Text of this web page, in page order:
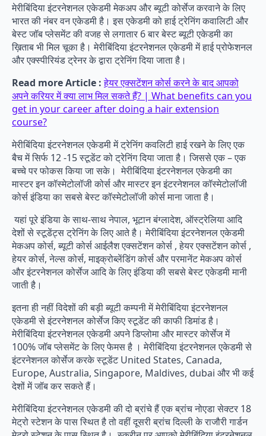
मेरीबिंदिया इंटरनेशनल एकेडमी मेकअप और ब्यूटी कोर्सेज करवाने के लिए
भारत की नंबर वन एकेडमी है। इस एकेडमी को हाई ट्रेनिंग कवालिटी और
बेस्ट जॉब प्लेसमेंट की वजह से लगातार 6 बार बेस्ट ब्यूटी एकेडमी का
ख़िताब भी मिल चूका है। मेरीबिंदिया इंटरनेशनल एकेडमी में हाई प्रोफेशनल
और एक्स्पीरियंड ट्रेनर के द्वारा ट्रेनिंग दिया जाता है।
Read more Article :हेयर एक्सटेंशन कोर्स करने के बाद आपको
अपने करियर में क्या लाभ मिल सकते हैं? | What benefits can you
get in your career after doing a hair extension
course?
मेरीबिंदिया इंटरनेशनल एकेडमी में ट्रेनिंग कवलिटी हाई रखने के लिए एक
बैच में सिर्फ 12 -15 स्टूडेंट को ट्रेनिंग दिया जाता है। जिससे एक – एक
बच्चे पर फोकस किया जा सके। मेरीबिंदिया इंटरनेशनल एकेडमी का
मास्टर इन कॉस्मेटोलॉजी कोर्स और मास्टर इन इंटरनेशनल कॉस्मेटोलॉजी
कोर्स इंडिया का सबसे बेस्ट कॉस्मेटोलॉजी कोर्स माना जाता है।
यहां पूरे इंडिया के साथ-साथ नेपाल, भूटान बंग्लादेश, ऑस्ट्रेलिया आदि
देशों से स्टूडेंट्स ट्रेनिंग के लिए आते है। मेरीबिंदिया इंटरनेशनल एकेडमी
मेकअप कोर्स, ब्यूटी कोर्स आईलैश एक्सटेंशन कोर्स , हेयर एक्सटेंशन कोर्स ,
हेयर कोर्स, नेल्स कोर्स, माइक्रोब्लेंडिंग कोर्स और परमानेंट मेकअप कोर्स
और इंटरनेशनल कोर्सेज आदि के लिए इंडिया की सबसे बेस्ट एकेडमी मानी
जाती है।
इतना ही नहीं विदेशों की बड़ी ब्यूटी कम्पनी में मेरीबिंदिया इंटरनेशनल
एकेडमी से इंटरनेशनल कोर्सेज किए स्टूडेंट की काफी डिमांड है।
मेरीबिंदिया इंटरनेशनल एकेडमी अपने डिप्लोमा और मास्टर कोर्सेज में
100% जॉब प्लेसमेंट के लिए फेमस है । मेरीबिंदिया इंटरनेशनल एकेडमी से
इंटरनेशनल कोर्सेज करके स्टूडेंट United States, Canada,
Europe, Australia, Singapore, Maldives, dubai और भी कई
देशों में जॉब कर सकते हैं।
मेरीबिंदिया इंटरनेशनल एकेडमी की दो ब्रांचे हैं एक ब्रांच नोएडा सेक्टर 18
मेट्रो स्टेशन के पास स्थित है तो वहीं दूसरी ब्रांच दिल्ली के राजौरी गार्डन